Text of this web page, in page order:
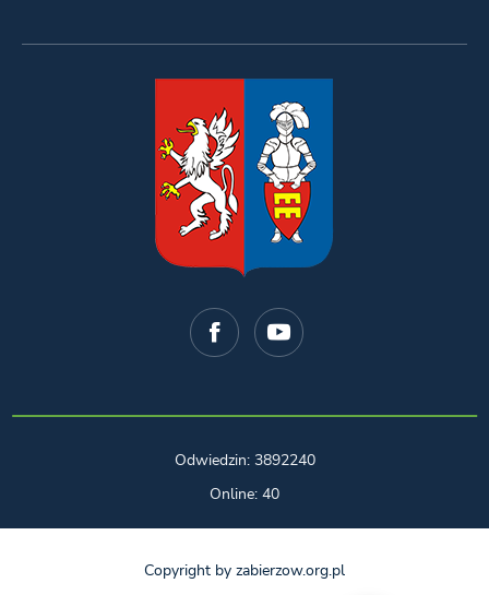
Odwiedzin: 3892240
Online: 40
Copyright by zabierzow.org.pl